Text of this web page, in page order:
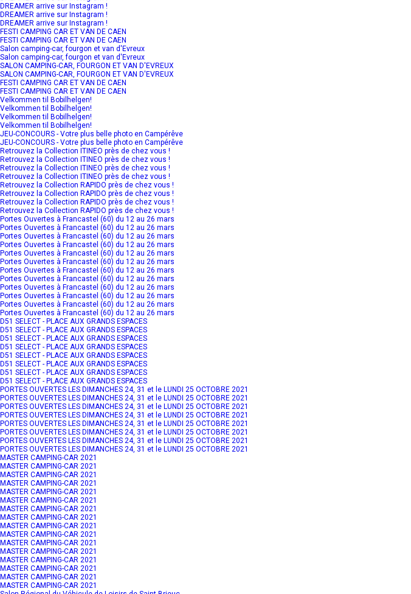
DREAMER arrive sur Instagram !
DREAMER arrive sur Instagram !
DREAMER arrive sur Instagram !
FESTI CAMPING CAR ET VAN DE CAEN
FESTI CAMPING CAR ET VAN DE CAEN
Salon camping-car, fourgon et van d'Evreux
Salon camping-car, fourgon et van d'Evreux
SALON CAMPING-CAR, FOURGON ET VAN D'EVREUX
SALON CAMPING-CAR, FOURGON ET VAN D'EVREUX
FESTI CAMPING CAR ET VAN DE CAEN
FESTI CAMPING CAR ET VAN DE CAEN
Velkommen til Bobilhelgen!
Velkommen til Bobilhelgen!
Velkommen til Bobilhelgen!
Velkommen til Bobilhelgen!
JEU-CONCOURS - Votre plus belle photo en Campérêve
JEU-CONCOURS - Votre plus belle photo en Campérêve
Retrouvez la Collection ITINEO près de chez vous !
Retrouvez la Collection ITINEO près de chez vous !
Retrouvez la Collection ITINEO près de chez vous !
Retrouvez la Collection ITINEO près de chez vous !
Retrouvez la Collection RAPIDO près de chez vous !
Retrouvez la Collection RAPIDO près de chez vous !
Retrouvez la Collection RAPIDO près de chez vous !
Retrouvez la Collection RAPIDO près de chez vous !
Portes Ouvertes à Francastel (60) du 12 au 26 mars
Portes Ouvertes à Francastel (60) du 12 au 26 mars
Portes Ouvertes à Francastel (60) du 12 au 26 mars
Portes Ouvertes à Francastel (60) du 12 au 26 mars
Portes Ouvertes à Francastel (60) du 12 au 26 mars
Portes Ouvertes à Francastel (60) du 12 au 26 mars
Portes Ouvertes à Francastel (60) du 12 au 26 mars
Portes Ouvertes à Francastel (60) du 12 au 26 mars
Portes Ouvertes à Francastel (60) du 12 au 26 mars
Portes Ouvertes à Francastel (60) du 12 au 26 mars
Portes Ouvertes à Francastel (60) du 12 au 26 mars
Portes Ouvertes à Francastel (60) du 12 au 26 mars
D51 SELECT - PLACE AUX GRANDS ESPACES
D51 SELECT - PLACE AUX GRANDS ESPACES
D51 SELECT - PLACE AUX GRANDS ESPACES
D51 SELECT - PLACE AUX GRANDS ESPACES
D51 SELECT - PLACE AUX GRANDS ESPACES
D51 SELECT - PLACE AUX GRANDS ESPACES
D51 SELECT - PLACE AUX GRANDS ESPACES
D51 SELECT - PLACE AUX GRANDS ESPACES
PORTES OUVERTES LES DIMANCHES 24, 31 et le LUNDI 25 OCTOBRE 2021
PORTES OUVERTES LES DIMANCHES 24, 31 et le LUNDI 25 OCTOBRE 2021
PORTES OUVERTES LES DIMANCHES 24, 31 et le LUNDI 25 OCTOBRE 2021
PORTES OUVERTES LES DIMANCHES 24, 31 et le LUNDI 25 OCTOBRE 2021
PORTES OUVERTES LES DIMANCHES 24, 31 et le LUNDI 25 OCTOBRE 2021
PORTES OUVERTES LES DIMANCHES 24, 31 et le LUNDI 25 OCTOBRE 2021
PORTES OUVERTES LES DIMANCHES 24, 31 et le LUNDI 25 OCTOBRE 2021
PORTES OUVERTES LES DIMANCHES 24, 31 et le LUNDI 25 OCTOBRE 2021
MASTER CAMPING-CAR 2021
MASTER CAMPING-CAR 2021
MASTER CAMPING-CAR 2021
MASTER CAMPING-CAR 2021
MASTER CAMPING-CAR 2021
MASTER CAMPING-CAR 2021
MASTER CAMPING-CAR 2021
MASTER CAMPING-CAR 2021
MASTER CAMPING-CAR 2021
MASTER CAMPING-CAR 2021
MASTER CAMPING-CAR 2021
MASTER CAMPING-CAR 2021
MASTER CAMPING-CAR 2021
MASTER CAMPING-CAR 2021
MASTER CAMPING-CAR 2021
MASTER CAMPING-CAR 2021